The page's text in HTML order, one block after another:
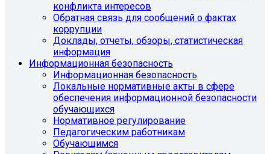
конфликта интересов
Обратная связь для сообщений о фактах
коррупции
Доклады, отчеты, обзоры, статистическая
информация
Информационная безопасность
Информационная безопасность
Локальные нормативные акты в сфере
обеспечения информационной безопасности
обучающихся
Нормативное регулирование
Педагогическим работникам
Обучающимся